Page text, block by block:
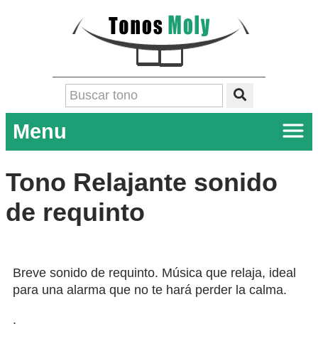
Menu
Tono Relajante sonido
de requinto
Breve sonido de requinto. Música que relaja, ideal
para una alarma que no te hará perder la calma.
.